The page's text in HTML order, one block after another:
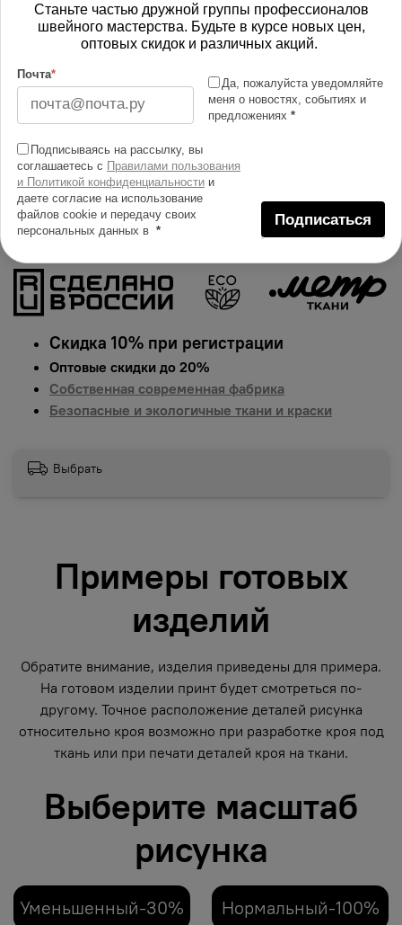
Изменить масштаб
Купить в 1 клик
Добавить в сравнение
Описание тканей
Яркий и сочный принт на ткани габардин.
Гарантированная долговечность цвета, идеально
подходит для одежды, домашнего текстиля и
аксессуаров.
Цена указана за 1 п.м.
Скидка 10% при регистрации
Оптовые скидки до 20%
Собственная современная фабрика
Безопасные и экологичные ткани и краски
Выбрать
Примеры готовых
изделий
Обратите внимание, изделия приведены для примера.
На готовом изделии принт будет смотреться по-
другому. Точное расположение деталей рисунка
относительно кроя возможно при разработке кроя под
ткань или при печати деталей кроя на ткани.
Выберите масштаб
рисунка
Уменьшенный-30% Нормальный-100%
Станьте частью дружной группы профессионалов
швейного мастерства. Будьте в курсе новых цен,
оптовых скидок и различных акций.
Почта*
Да, пожалуйста уведомляйте
меня о новостях, событиях и
предложениях *
Подписываясь на рассылку, вы
соглашаетесь с Правилами пользования
и Политикой конфиденциальности и
даете согласие на использование
файлов cookie и передачу своих
персональных данных в *
Подписаться